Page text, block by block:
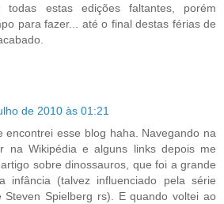
estas edições faltantes, porém
para fazer... até o final destas férias de
de 2010 às 01:21
encontrei esse blog haha. Navegando na
na Wikipédia e alguns links depois me
sobre dinossauros, que foi a grande
infância (talvez influenciado pela série
Steven Spielberg rs). E quando voltei ao